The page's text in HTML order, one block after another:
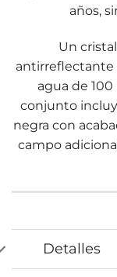
años,
Un
antirreflectante
agua de 100
conjunto
negra con
campo
Detalles